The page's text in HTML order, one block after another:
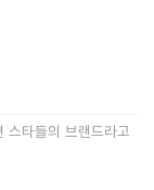
스타들의 브랜드라고